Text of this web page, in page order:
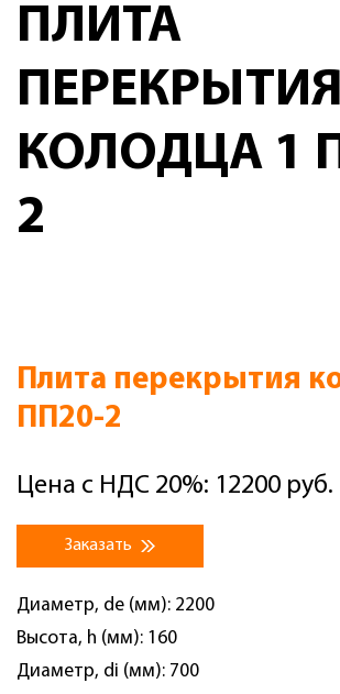
ПЛИТА
ПЕРЕКРЫТИЯ
КОЛОДЦА 1
2
Плита перекрытия
ПП20-2
Цена с НДС 20%: 12200 руб.
Заказать
Диаметр, de (мм): 2200
Высота, h (мм): 160
Диаметр, di (мм): 700